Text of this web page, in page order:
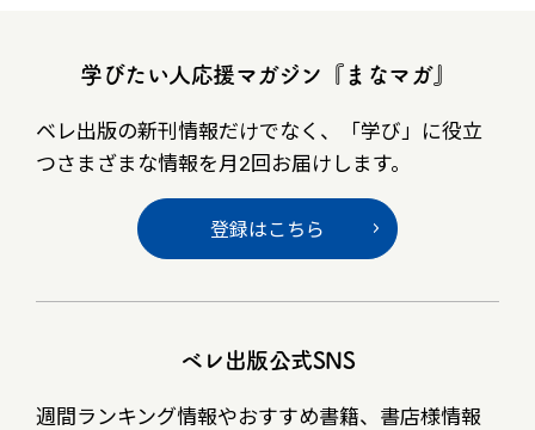
学びたい人応援マガジン『まなマガ』
ベレ出版の新刊情報だけでなく、
「学び」に役立
つさまざまな情報を月2回お届けします。
登録はこちら
ベレ出版公式SNS
週間ランキング情報やおすすめ書籍、書店様情報